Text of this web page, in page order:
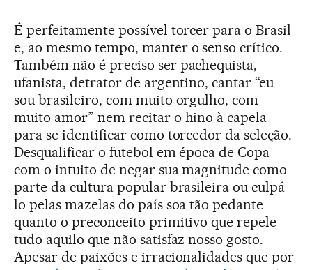
É perfeitamente possível torcer para o Brasil
e, ao mesmo tempo, manter o senso crítico.
Também não é preciso ser pachequista,
ufanista, detrator de argentino, cantar “eu
sou brasileiro, com muito orgulho, com
muito amor” nem recitar o hino à capela
para se identificar como torcedor da seleção.
Desqualificar o futebol em época de Copa
com o intuito de negar sua magnitude como
parte da cultura popular brasileira ou culpá-
lo pelas mazelas do país soa tão pedante
quanto o preconceito primitivo que repele
tudo aquilo que não satisfaz nosso gosto.
Apesar de paixões e irracionalidades que por